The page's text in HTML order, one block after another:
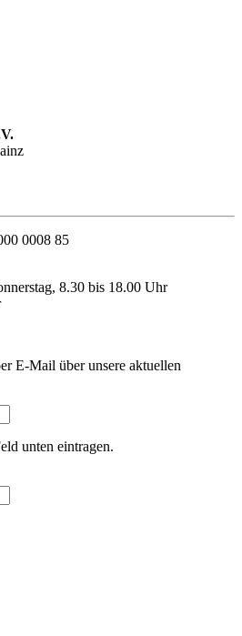
0008 85
8.30 bis 18.00 Uhr
E-Mail über unsere aktuellen
unten eintragen.